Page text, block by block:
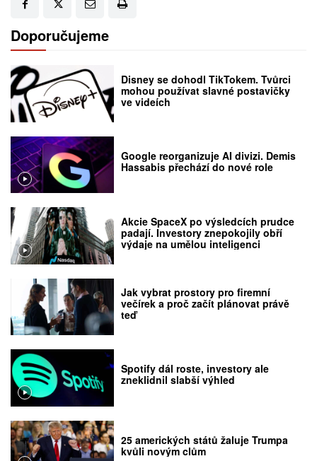
Doporučujeme
Disney se dohodl TikTokem. Tvůrci
mohou používat slavné postavičky
ve videích
Google reorganizuje AI divizi. Demis
Hassabis přechází do nové role
Akcie SpaceX po výsledcích prudce
padají. Investory znepokojily obří
výdaje na umělou inteligenci
Jak vybrat prostory pro firemní
večírek a proč začít plánovat právě
teď
Spotify dál roste, investory ale
zneklidnil slabší výhled
25 amerických států žaluje Trumpa
kvůli novým clům